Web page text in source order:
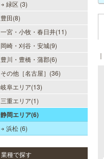
緑区 (3)
豊田(8)
一宮・小牧・春日井(11)
岡崎・刈谷・安城(9)
豊川・豊橋・蒲郡(6)
その他［名古屋］(36)
岐阜エリア(13)
三重エリア(1)
静岡エリア(6)
浜松 (6)
業種で探す
｜